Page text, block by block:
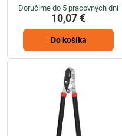
Doručíme do 5 pracovných dní
10,07 €
Do košíka